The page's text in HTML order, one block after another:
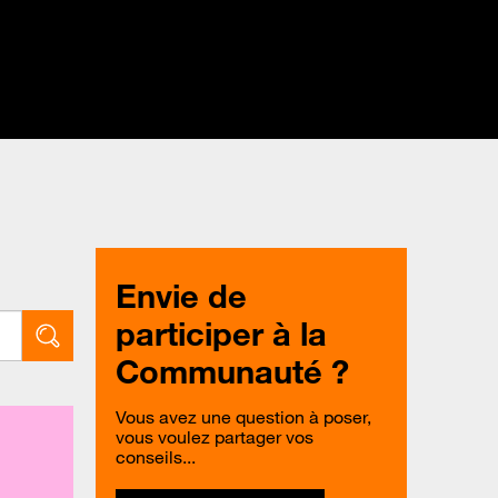
Envie de
participer à la
Communauté ?
Vous avez une question à poser,
vous voulez partager vos
conseils...